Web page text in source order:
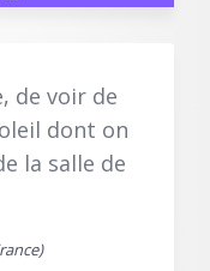
de voir de
dont on
la salle de